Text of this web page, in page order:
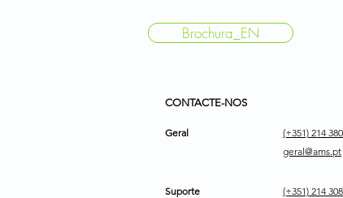
Brochura_EN
CONTACTE-NOS
Geral
(+351) 214
geral@ams.pt
Suporte
(+351) 214